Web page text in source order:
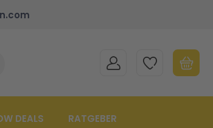
MEIN KONTOMEINE WUNSCHLISTE
DEALS RATGEBER